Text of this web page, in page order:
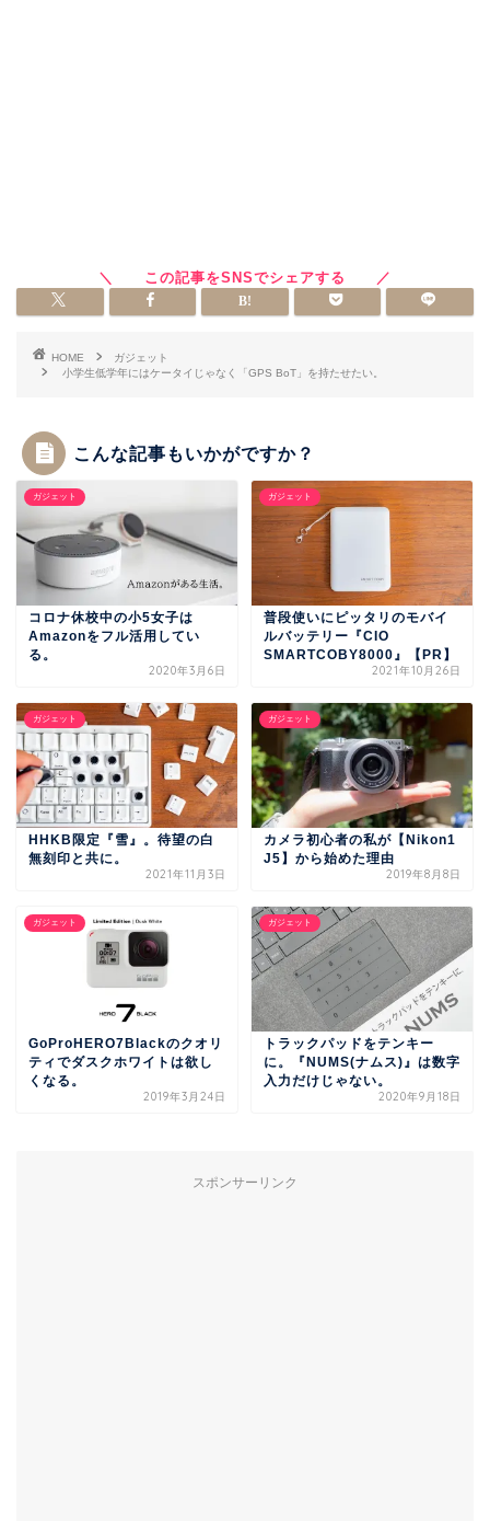
HOME
ガジェット
小学生低学年にはケータイじゃなく「GPS BoT」を持たせたい。
こんな記事もいかがですか？
ガジェット
コロナ休校中の小5女子は
Amazonをフル活用してい
る。
2020年3月6日
ガジェット
普段使いにピッタリのモバイ
ルバッテリー『CIO
SMARTCOBY8000』【PR】
2021年10月26日
ガジェット
HHKB限定『雪』。待望の白
無刻印と共に。
2021年11月3日
ガジェット
カメラ初心者の私が【Nikon1
J5】から始めた理由
2019年8月8日
ガジェット
GoProHERO7Blackのクオリ
ティでダスクホワイトは欲し
くなる。
2019年3月24日
ガジェット
トラックパッドをテンキー
に。『NUMS(ナムス)』は数字
入力だけじゃない。
2020年9月18日
スポンサーリンク